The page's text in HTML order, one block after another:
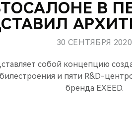
В
30 СЕНТЯБРЯ 2020
собой концепцию
и пяти R&D-
бренда EXEED.